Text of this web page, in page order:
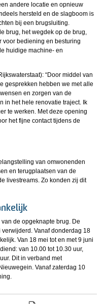
andere locatie en opnieuw
hersteld en de slagboom is
bij een brugsluiting.
brug, het wegdek op de brug,
voor bediening en besturing
huidige machine- en
“Door middel van
gesprekken hebben we met alle
en zorgen van de
in het hele renovatie traject. Ik
te werken. Met deze opening
het fijne contact tijdens de
van omwonenden
en terugplaatsen van de
livestreams. Zo konden zij dit
de opgeknapte brug. De
Vanaf donderdag 18
Van 18 mei tot en met 9 juni
van 10.00 tot 10.30 uur,
Dit in verband met
Vanaf zaterdag 10